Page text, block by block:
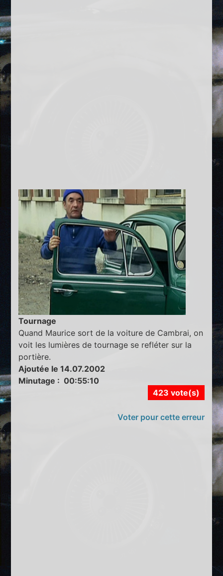
Tournage
Quand Maurice sort de la voiture de Cambrai, on
voit les lumières de tournage se refléter sur la
portière.
Ajoutée le 14.07.2002
Minutage : 00:55:10
423 vote(s)
Voter pour cette erreur